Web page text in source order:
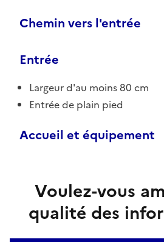
Chemin vers l'entrée
Entrée
Largeur d'au moins 80 cm
Entrée de plain pied
Accueil et équipement
Voulez-vous
qualité des